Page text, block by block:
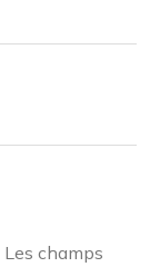
Les champs